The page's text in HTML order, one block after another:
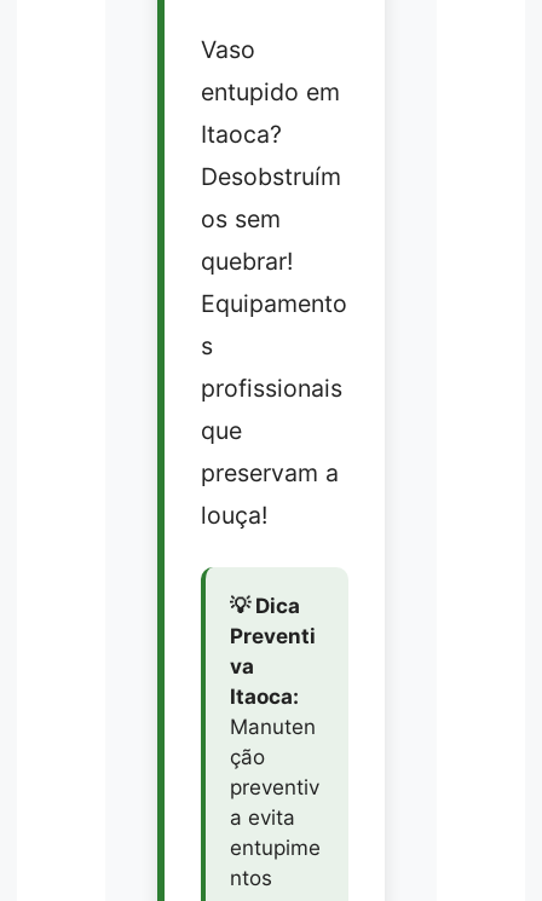
Vaso
entupido em
Itaoca?
Desobstruím
os sem
quebrar!
Equipamento
s
profissionais
que
preservam a
louça!
💡 Dica
Preventi
va
Itaoca:
Manuten
ção
preventiv
a evita
entupime
ntos